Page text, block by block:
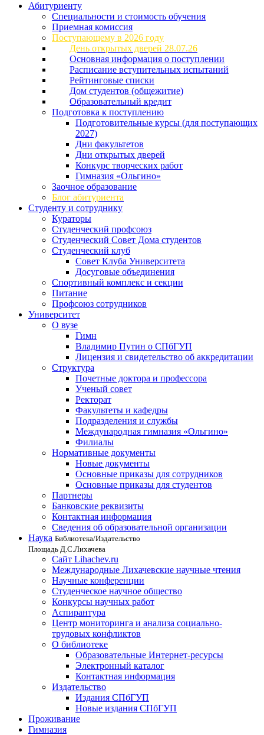
Абитуриенту
Специальности и стоимость обучения
Приемная комиссия
Поступающему в 2026 году
День открытых дверей 28.07.26
Основная информация о поступлении
Расписание вступительных испытаний
Рейтинговые списки
Дом студентов (общежитие)
Образовательный кредит
Подготовка к поступлению
Подготовительные курсы (для поступающих
2027)
Дни факультетов
Дни открытых дверей
Конкурс творческих работ
Гимназия «Ольгино»
Заочное образование
Блог абитуриента
Студенту и сотруднику
Кураторы
Студенческий профсоюз
Студенческий Совет Дома студентов
Студенческий клуб
Совет Клуба Университета
Досуговые объединения
Спортивный комплекс и секции
Питание
Профсоюз сотрудников
Университет
О вузе
Гимн
Владимир Путин о СПбГУП
Лицензия и свидетельство об аккредитации
Структура
Почетные доктора и профессора
Ученый совет
Ректорат
Факультеты и кафедры
Подразделения и службы
Международная гимназия «Ольгино»
Филиалы
Нормативные документы
Новые документы
Основные приказы для сотрудников
Основные приказы для студентов
Партнеры
Банковские реквизиты
Контактная информация
Сведения об образовательной организации
Наука Библиотека/Издательство
Площадь Д.С.Лихачева
Сайт Lihachev.ru
Международные Лихачевские научные чтения
Научные конференции
Студенческое научное общество
Конкурсы научных работ
Аспирантура
Центр мониторинга и анализа социально-
трудовых конфликтов
О библиотеке
Образовательные Интернет-ресурсы
Электронный каталог
Контактная информация
Издательство
Издания СПбГУП
Новые издания СПбГУП
Проживание
Гимназия